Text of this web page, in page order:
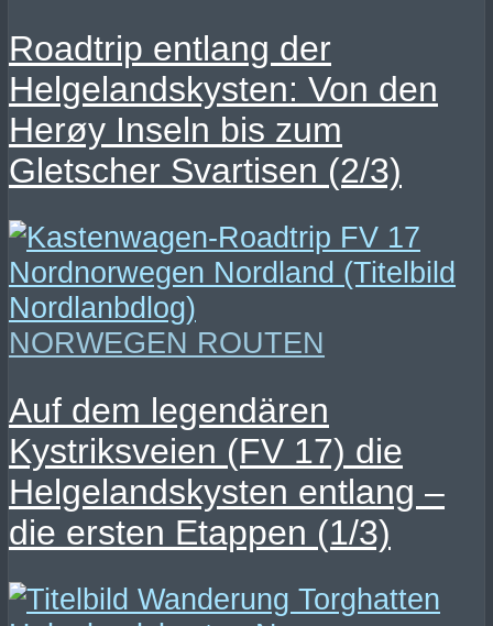
Roadtrip entlang der
Helgelandskysten: Von den
Herøy Inseln bis zum
Gletscher Svartisen (2/3)
NORWEGEN ROUTEN
Auf dem legendären
Kystriksveien (FV 17) die
Helgelandskysten entlang –
die ersten Etappen (1/3)